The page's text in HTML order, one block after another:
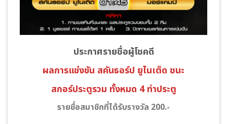
ประกาศรายชื่อผู้โชคดี
ผลการแข่งขัน สคันธอร์ป ยูไนเต็ด ชนะ
สกอร์ประตูรวม ทั้งหมด 4 ทำประตู
รายชื่อสมาชิกที่ได้รับรางวัล 200.-